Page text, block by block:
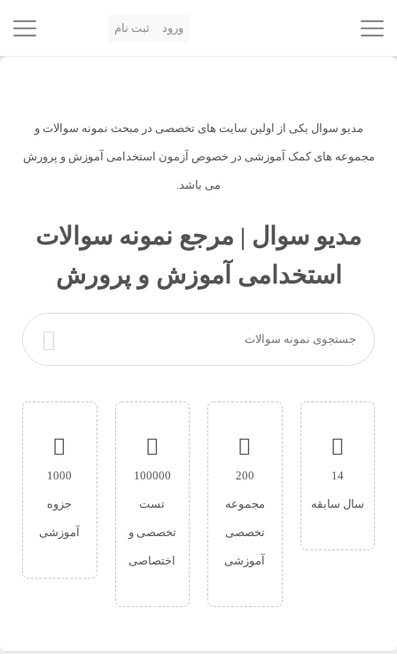
ورود ثبت نام
مدیو سوال یکی از اولین سایت های تخصصی در مبحث نمونه سوالات و
مجموعه های کمک آموزشی در خصوص آزمون استخدامی آموزش و پرورش
می باشد.
مدیو سوال | مرجع نمونه سوالات
استخدامی آموزش و پرورش
14
سال سابقه
200
مجموعه
تخصصی
آموزشی
100000
تست
تخصصی و
اختصاصی
1000
جزوه
آموزشی